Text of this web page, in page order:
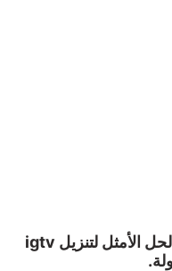
أداة تنزيل فيديوهات IGTV هي الحل الأمثل لتنزيل igtv